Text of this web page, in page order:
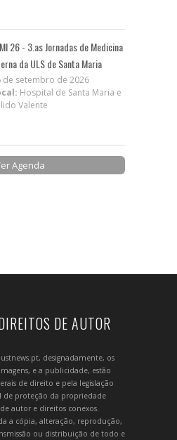
26 - 3.as Jornadas de Medicina
da ULS de Santa Maria
de setembro de 2026
Hospital de Santa Maria e
Valente
Agenda
DE AUTOR
designadamente, os
e a publicidade, estão
de direito e pela legislação
de proteção da propriedade
autor e direitos conexos.
a cópia, alteração, reprodução,
ou distribuição de todo e